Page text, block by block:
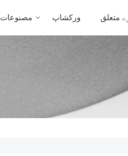
مصنوعات ورکشاپ متعلق